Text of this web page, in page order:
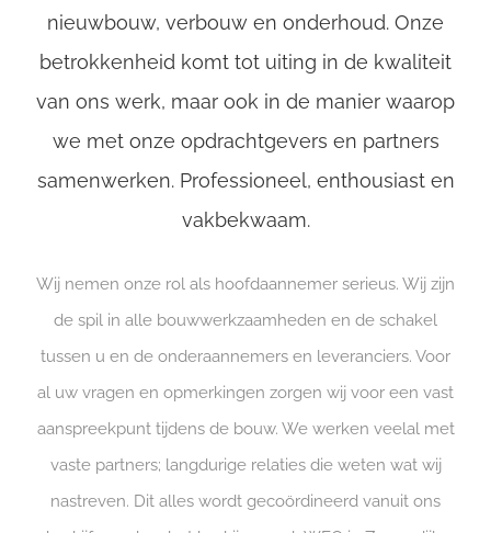
nieuwbouw, verbouw en onderhoud. Onze
betrokkenheid komt tot uiting in de kwaliteit
van ons werk, maar ook in de manier waarop
we met onze opdrachtgevers en partners
samenwerken. Professioneel, enthousiast en
vakbekwaam.
Wij nemen onze rol als hoofdaannemer serieus. Wij zijn
de spil in alle bouwwerkzaamheden en de schakel
tussen u en de onderaannemers en leveranciers. Voor
al uw vragen en opmerkingen zorgen wij voor een vast
aanspreekpunt tijdens de bouw. We werken veelal met
vaste partners; langdurige relaties die weten wat wij
nastreven. Dit alles wordt gecoördineerd vanuit ons